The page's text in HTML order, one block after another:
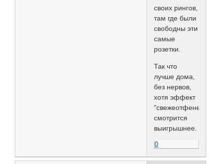
своих рингов,
там где были
свободны эти
самые
розетки.
Так что
лучше дома,
без нервов,
хотя эффект
"свежеотфененого"
смотрится
выигрышнее.
0